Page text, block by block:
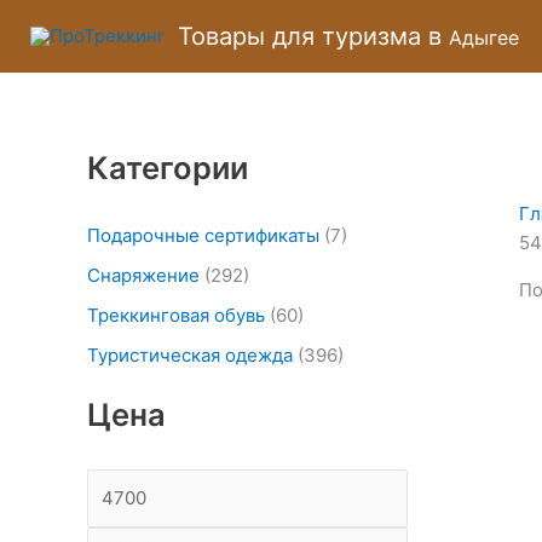
содержимому
Товары для туризма в Адыгее
Категории
Подарочные сертификаты (7)
Снаряжение (292)
Треккинговая обувь (60)
Туристическая одежда (396)
Цена
и
м
л
ь
н
а
и
а
л
ь
н